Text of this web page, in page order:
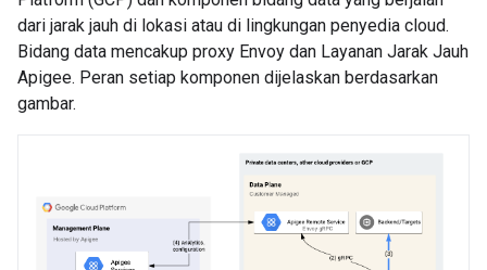
dari jarak jauh di lokasi atau di lingkungan penyedia cloud.
Bidang data mencakup proxy Envoy dan Layanan Jarak Jauh
Apigee. Peran setiap komponen dijelaskan berdasarkan
gambar.